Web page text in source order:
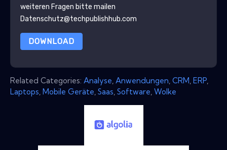
weiteren Fragen bitte mailen
Datenschutz@techpublishhub.com
DOWNLOAD
Related Categories: Analyse Anwendungen CRM ERP
Laptops Mobile Geräte Saas Software Wolke